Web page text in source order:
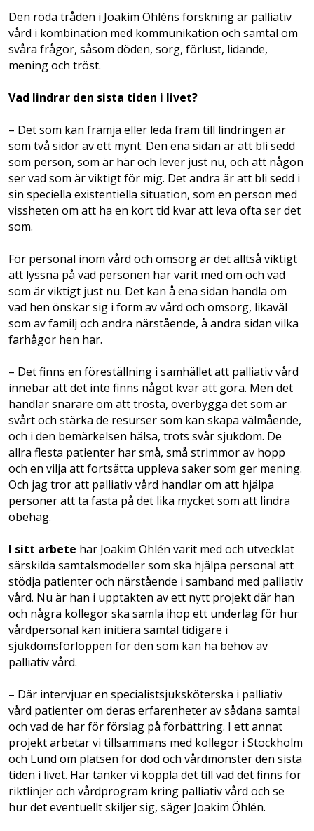
Den röda tråden i Joakim Öhléns forskning är palliativ
vård i kombination med kommunikation och samtal om
svåra frågor, såsom döden, sorg, förlust, lidande,
mening och tröst.
Vad lindrar den sista tiden i livet?
– Det som kan främja eller leda fram till lindringen är
som två sidor av ett mynt. Den ena sidan är att bli sedd
som person, som är här och lever just nu, och att någon
ser vad som är viktigt för mig. Det andra är att bli sedd i
sin speciella existentiella situation, som en person med
vissheten om att ha en kort tid kvar att leva ofta ser det
som.
För personal inom vård och omsorg är det alltså viktigt
att lyssna på vad personen har varit med om och vad
som är viktigt just nu. Det kan å ena sidan handla om
vad hen önskar sig i form av vård och omsorg, likaväl
som av familj och andra närstående, å andra sidan vilka
farhågor hen har.
– Det finns en föreställning i samhället att palliativ vård
innebär att det inte finns något kvar att göra. Men det
handlar snarare om att trösta, överbygga det som är
svårt och stärka de resurser som kan skapa välmående,
och i den bemärkelsen hälsa, trots svår sjukdom. De
allra flesta patienter har små, små strimmor av hopp
och en vilja att fortsätta uppleva saker som ger mening.
Och jag tror att palliativ vård handlar om att hjälpa
personer att ta fasta på det lika mycket som att lindra
obehag.
I sitt arbete har Joakim Öhlén varit med och utvecklat
särskilda samtalsmodeller som ska hjälpa personal att
stödja patienter och närstående i samband med palliativ
vård. Nu är han i upptakten av ett nytt projekt där han
och några kollegor ska samla ihop ett underlag för hur
vårdpersonal kan initiera samtal tidigare i
sjukdomsförloppen för den som kan ha behov av
palliativ vård.
– Där intervjuar en specialistsjuksköterska i palliativ
vård patienter om deras erfarenheter av sådana samtal
och vad de har för förslag på förbättring. I ett annat
projekt arbetar vi tillsammans med kollegor i Stockholm
och Lund om platsen för död och vårdmönster den sista
tiden i livet. Här tänker vi koppla det till vad det finns för
riktlinjer och vårdprogram kring palliativ vård och se
hur det eventuellt skiljer sig, säger Joakim Öhlén.